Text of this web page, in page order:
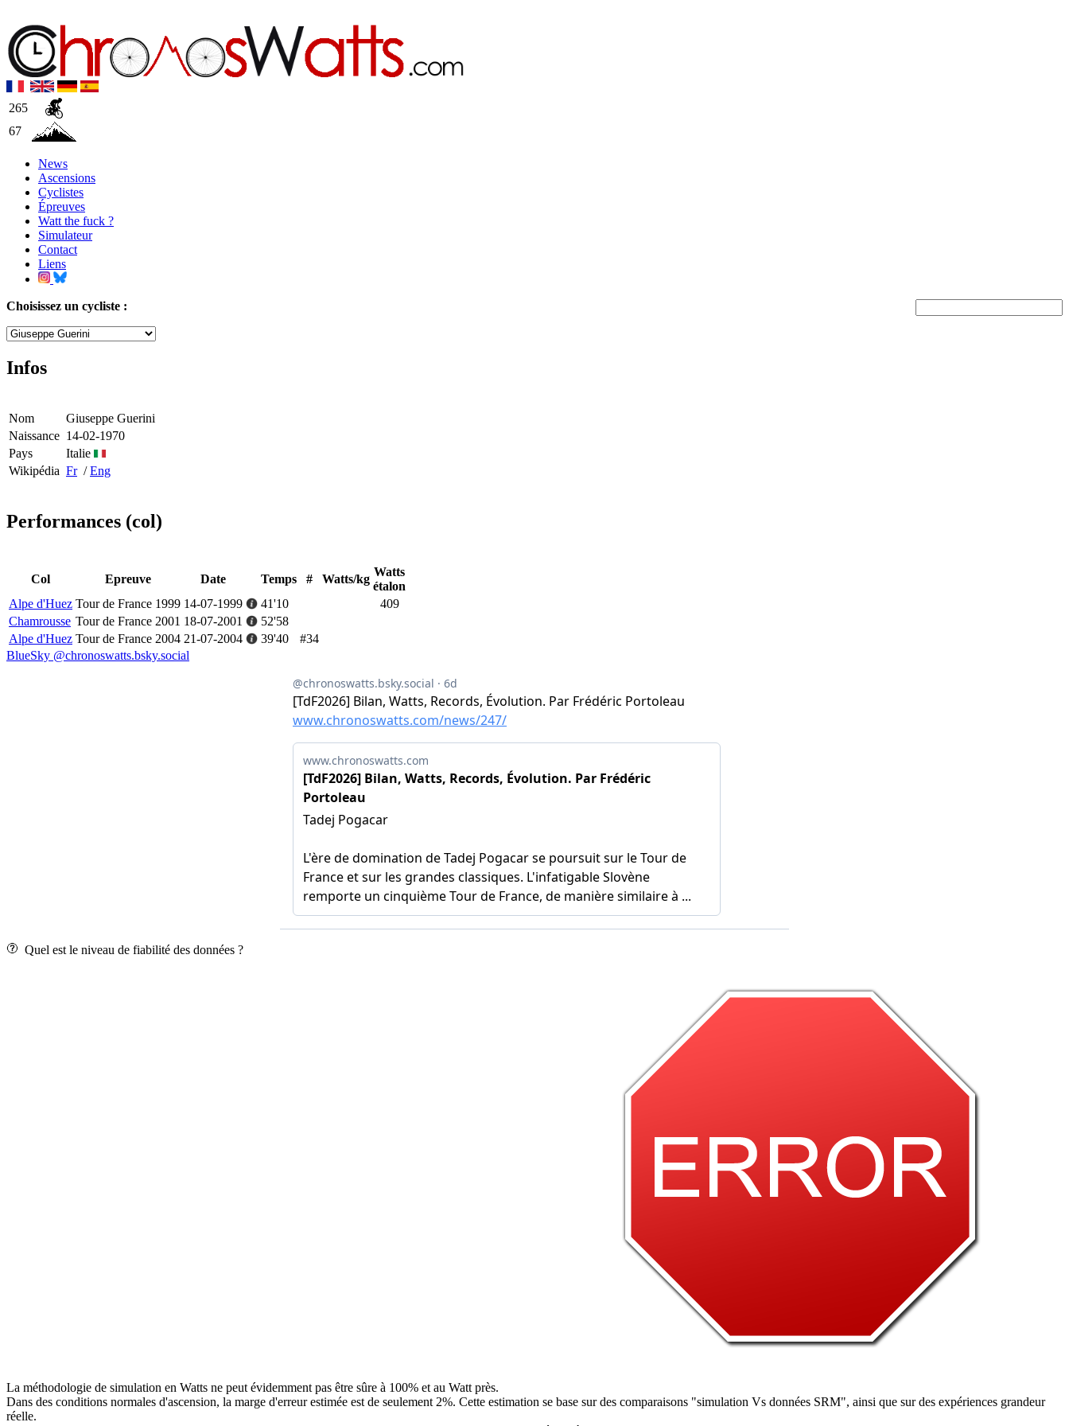
265
67
News
Ascensions
Cyclistes
Épreuves
Watt the fuck ?
Simulateur
Contact
Liens
Choisissez un cycliste :
Infos
Nom
Giuseppe Guerini
Naissance 14-02-1970
Pays
Italie
Wikipédia Fr/Eng
Performances (col)
Col Epreuve Date Temps # Watts/kg
Watts
étalon
Alpe d'Huez Tour de France 1999 14-07-1999 41'10
409
Chamrousse Tour de France 2001 18-07-2001
52'58
Alpe d'Huez Tour de France 2004 21-07-2004 39'40
#34
BlueSky @chronoswatts.bsky.social
Quel est le niveau de fiabilité des données ?
La méthodologie de simulation en Watts ne peut évidemment pas être sûre à 100% et au Watt près.
Dans des conditions normales d'ascension, la marge d'erreur estimée est de seulement 2%. Cette estimation se base sur des comparaisons "simulation Vs données SRM", ainsi que sur des expériences grandeur
réelle.